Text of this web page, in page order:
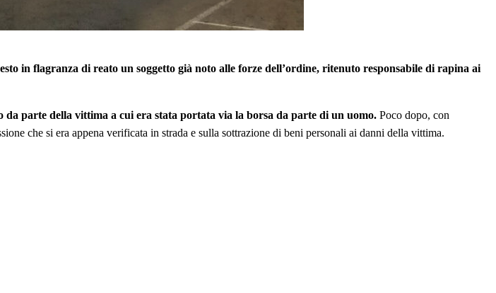
in flagranza di reato un soggetto già noto alle forze dell’ordine, ritenuto responsabile di rapina ai
parte della vittima a cui era stata portata via la borsa da parte di un uomo. Poco dopo, con
che si era appena verificata in strada e sulla sottrazione di beni personali ai danni della vittima.